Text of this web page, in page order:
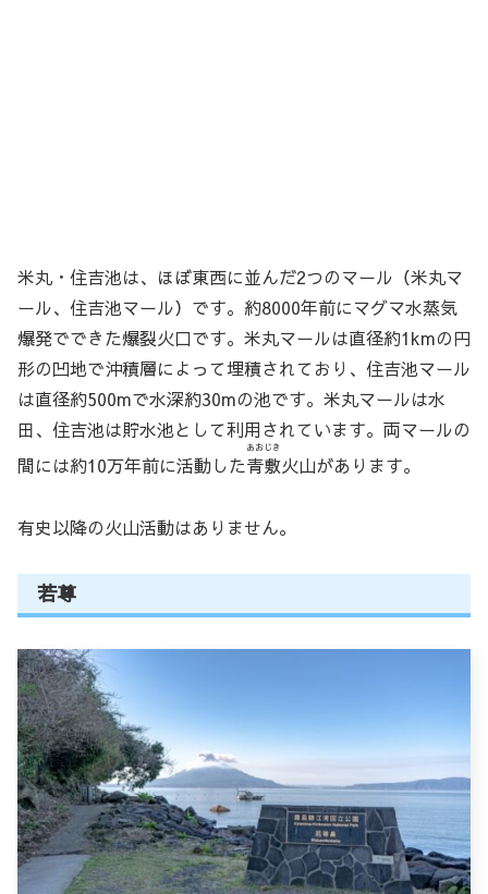
米丸・住吉池は、ほぼ東西に並んだ2つのマール（米丸マ
ール、住吉池マール）です。約8000年前にマグマ水蒸気
爆発でできた爆裂火口です。米丸マールは直径約1kmの円
形の凹地で沖積層によって埋積されており、住吉池マール
は直径約500mで水深約30mの池です。米丸マールは水
田、住吉池は貯水池として利用されています。両マールの
間には約10万年前に活動した青敷
あおじき
火山があります。
有史以降の火山活動はありません。
若尊